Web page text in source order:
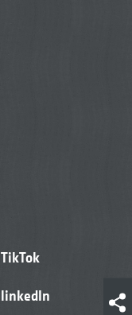
TikTok
linkedIn